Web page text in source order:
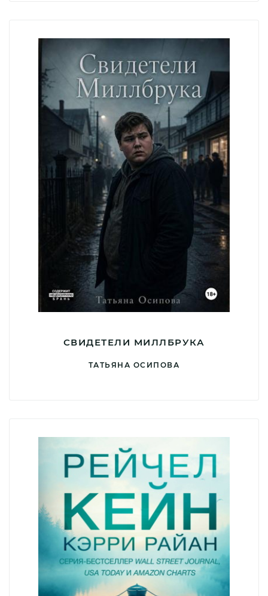
СВИДЕТЕЛИ МИЛЛБРУКА
ТАТЬЯНА ОСИПОВА